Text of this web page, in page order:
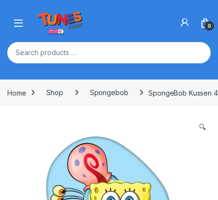
Open 0
Home Shop Spongebob SpongeBob Kussen
🔍